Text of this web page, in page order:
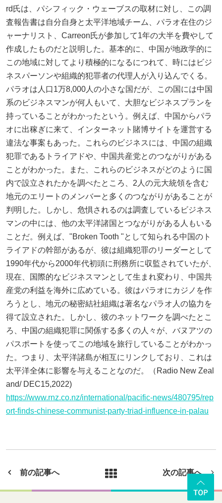
rd氏は、パシフィック・ウェーブスの取材に対し、この調
査報告書は自分自身と太平洋地域チーム、パラオ在住のジ
ャーナリスト、Carreon氏が参加して1年の大半を費やして
作成したものだと説明した。基本的に、中国が地政学的に
この地域に対してより積極的になるにつれて、時にはビジ
ネスパーソンや組織的犯罪者の代理人が入り込んでくる。
パラオは人口1万8,000人の小さな国だが、この国には中国
系のビジネスマンが何人もいて、大胆なビジネスプランを
持っていることがわかったという。例えば、中国からパラ
オに出稼ぎに来て、インターネット賭博サイトを運営する
違法な事案もあった。これらのビジネスには、中国の組織
犯罪であるトライアドや、中国共産党とのつながりがある
ことがわかった。また、これらのビジネスがどのように国
内で設立されたかを調べたところ、2人の元大統領を含む
地元のエリートのメンバーと多くのつながりがあることが
判明した。しかし、危惧されるのは調査しているビジネス
マンの中には、他の太平洋諸国とつながりがある人もいる
ことだ。例えば、"Broken Tooth "として知られる中国のト
ライアドの幹部があるが、彼は組織犯罪のリーダーとして
1990年代から2000年代初頭に刑務所に収監されていたが、
現在、国際的なビジネスマンとして生まれ変わり、中国共
産党の利益を海外に広めている。彼はパラオにカジノを作
ろうとし、地元の秘密結社組織は著名なパラオ人の協力を
得て設立された。しかし、彼のネットワークを調べたとこ
ろ、中国の組織犯罪に関係する多くの人々が、バヌアツの
パスポートを使ってこの地域を旅行していることがわかっ
た。つまり、太平洋諸島が相互にリンクしており、これは
太平洋全体に影響を与えることなのだ。（Radio New Zeal
and/ DEC15,2022)
https://www.rnz.co.nz/international/pacific-news/480795/rep
ort-finds-chinese-communist-party-triad-influence-in-palau
前の記事へ 次の記事へ